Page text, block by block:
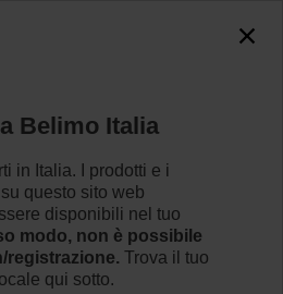
accessing the absolute URL
it/it_IT/~mgnlArea=cookies~".
Valvole a globo
MP-TPC
Belimo Italia
in Italia. I prodotti e i
questo sito web
disponibili nel tuo
modo, non è possibile
registrazione. Trova il tuo
qui sotto.